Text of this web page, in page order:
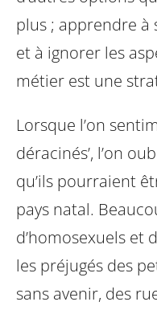
plus ; apprendre à
et à ignorer les
métier est une
Lorsque l’on
déracinés’, l’on
qu’ils pourraient
pays natal.
d’homosexuels et
les préjugés des
sans avenir, des